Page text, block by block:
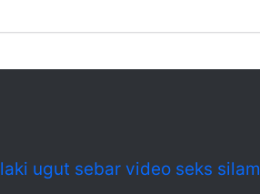
ugut sebar video seks silam